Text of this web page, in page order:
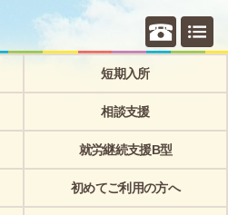
個別相
短期入所
相談支援
就労継続支援B型
初めてご利用の方へ